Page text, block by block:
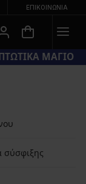
ΕΠΙΚΟΙΝΩΝΊΑ
ΜΑΓΙΟ
σύσφιξης